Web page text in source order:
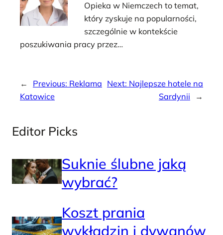
Opieka w Niemczech to temat,
który zyskuje na popularności,
szczególnie w kontekście
poszukiwania pracy przez…
← Previous: Reklama
Katowice
Next: Najlepsze hotele na
Sardynii
→
Editor Picks
Suknie ślubne jaką
wybrać?
Koszt prania
wykładzin i dywanów